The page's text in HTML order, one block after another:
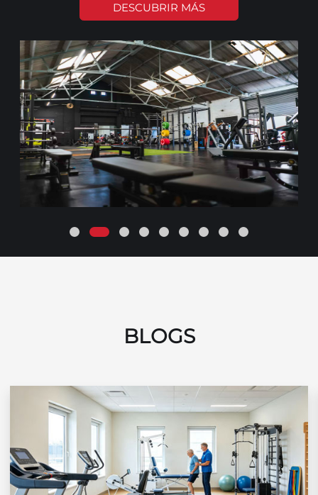
DESCUBRIR MÁS
BLOGS